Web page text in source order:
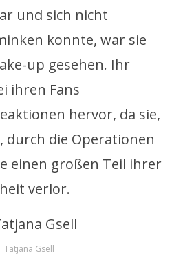
und sich nicht
konnte, war sie
up gesehen. Ihr
ihren Fans
hervor, da sie,
durch die Operationen
einen großen Teil ihrer
verlor.
Tatjana Gsell